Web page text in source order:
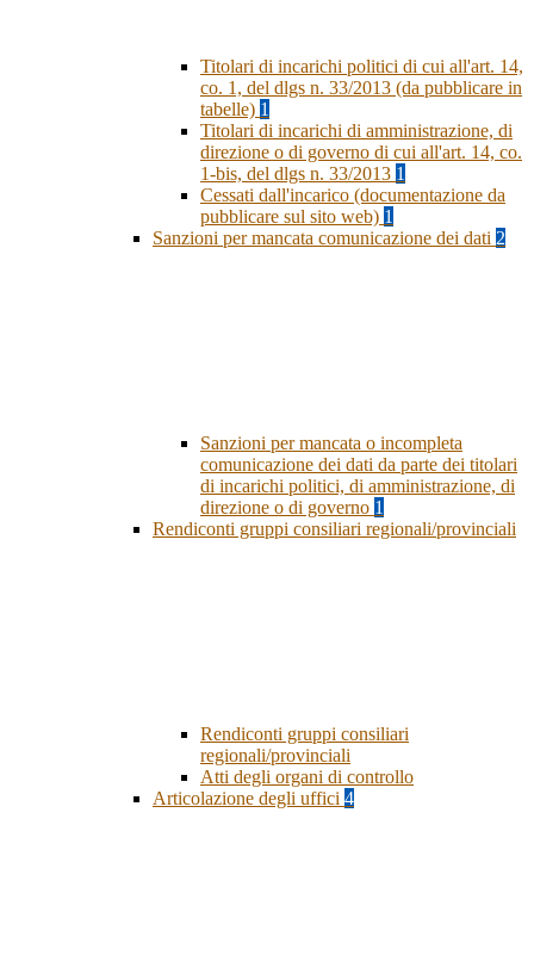
Titolari di incarichi politici di cui all'art. 14,
co. 1, del dlgs n. 33/2013 (da pubblicare in
tabelle) 1
Titolari di incarichi di amministrazione, di
direzione o di governo di cui all'art. 14, co.
1-bis, del dlgs n. 33/2013 1
Cessati dall'incarico (documentazione da
pubblicare sul sito web) 1
Sanzioni per mancata comunicazione dei dati 2
Sanzioni per mancata o incompleta
comunicazione dei dati da parte dei titolari
di incarichi politici, di amministrazione, di
direzione o di governo 1
Rendiconti gruppi consiliari regionali/provinciali
Rendiconti gruppi consiliari
regionali/provinciali
Atti degli organi di controllo
Articolazione degli uffici 4